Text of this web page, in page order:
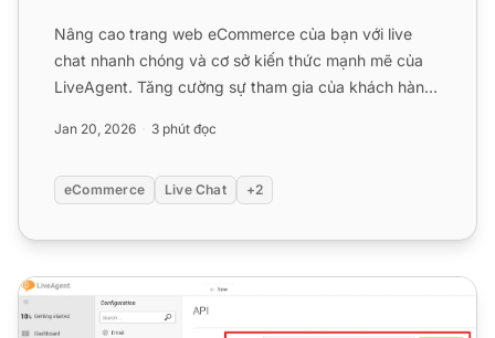
Nâng cao trang web eCommerce của bạn với live
chat nhanh chóng và cơ sở kiến thức mạnh mẽ của
LiveAgent. Tăng cường sự tham gia của khách hàng,
Jan 20, 2026 3 phút đọc
eCommerce Live Chat +2
Shopify